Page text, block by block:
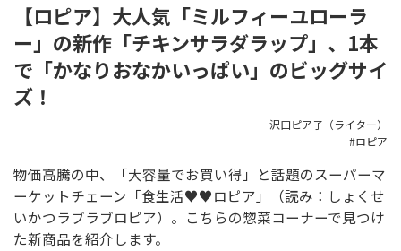
【ロピア】大人気「ミルフィーユローラ
ー」の新作「チキンサラダラップ」、1本
で「かなりおなかいっぱい」のビッグサイ
ズ！
沢口ピア子（ライター）
ロピア
物価高騰の中、「大容量でお買い得」と話題のスーパーマ
ーケットチェーン「食生活♥♥ロピア」（読み：しょくせ
いかつラブラブロピア）。こちらの惣菜コーナーで見つけ
た新商品を紹介します。